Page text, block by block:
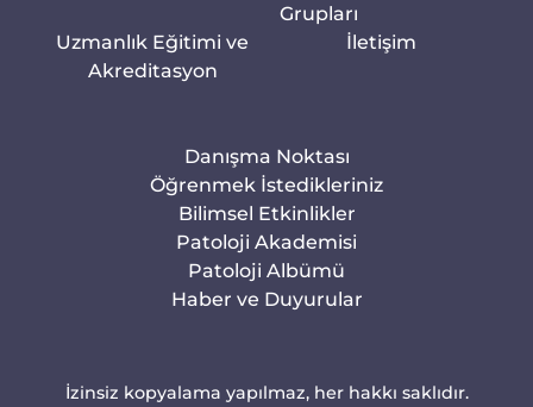
Grupları
Uzmanlık Eğitimi ve
Akreditasyon
İletişim
Danışma Noktası
Öğrenmek İstedikleriniz
Bilimsel Etkinlikler
Patoloji Akademisi
Patoloji Albümü
Haber ve Duyurular
İzinsiz kopyalama yapılmaz, her hakkı saklıdır.